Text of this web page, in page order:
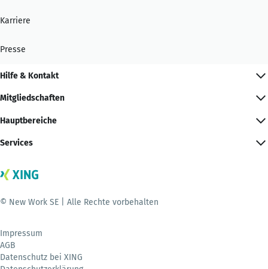
Karriere
Presse
Hilfe & Kontakt
Mitgliedschaften
Hauptbereiche
Services
© New Work SE | Alle Rechte vorbehalten
Impressum
AGB
Datenschutz bei XING